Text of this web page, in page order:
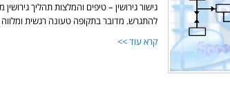
גישור גירושין – טיפים והמלצות תהליך
להתגרש. מדובר בתקופה טעונה רגשית ומלווה
קרא עוד >>